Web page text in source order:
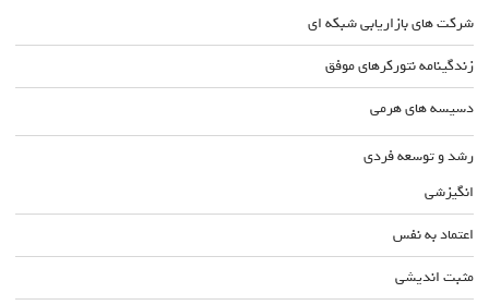
شرکت های بازاریابی شبکه ای
زندگینامه نتورکرهای موفق
دسیسه های هرمی
رشد و توسعه فردی
انگیزشی
اعتماد به نفس
مثبت اندیشی